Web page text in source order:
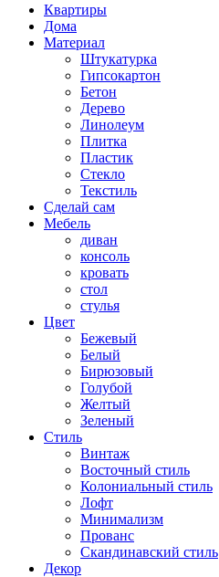
Квартиры
Дома
Материал
Штукатурка
Гипсокартон
Бетон
Дерево
Линолеум
Плитка
Пластик
Стекло
Текстиль
Сделай сам
Мебель
диван
консоль
кровать
стол
стулья
Цвет
Бежевый
Белый
Бирюзовый
Голубой
Желтый
Зеленый
Стиль
Винтаж
Восточный стиль
Колониальный стиль
Лофт
Минимализм
Прованс
Скандинавский стиль
Декор